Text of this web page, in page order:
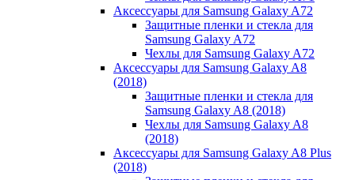
Аксессуары для Samsung Galaxy A72
Защитные пленки и стекла для
Samsung Galaxy A72
Чехлы для Samsung Galaxy A72
Аксессуары для Samsung Galaxy A8
(2018)
Защитные пленки и стекла для
Samsung Galaxy A8 (2018)
Чехлы для Samsung Galaxy A8
(2018)
Аксессуары для Samsung Galaxy A8 Plus
(2018)